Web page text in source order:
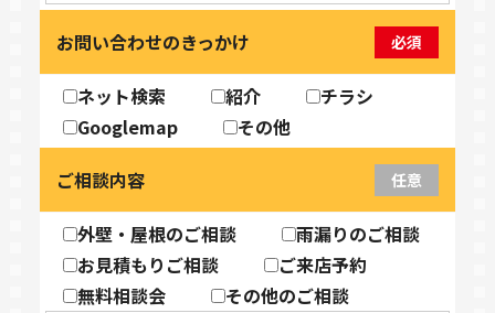
お問い合わせのきっかけ 必須
ネット検索 紹介
チラシ
Googlemap
その他
ご相談内容
任意
外壁・屋根のご相談
雨漏りのご相談
お見積もりご相談
ご来店予約
無料相談会
その他のご相談